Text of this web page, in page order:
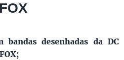
desenhadas da DC